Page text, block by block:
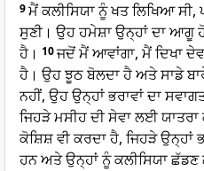
9ਮੈਂ ਕਲੀਸਿਯਾ ਨੂੰ ਖਤ ਲਿਖਿਆ ਸੀ,
ਸੁਣੀ। ਉਹ ਹਮੇਸ਼ਾ ਉਨ੍ਹਾਂ ਦਾ ਆਗੂ
ਹੈ। 10ਜਦੋਂ ਮੈਂ ਆਵਾਂਗਾ, ਮੈਂ ਦਿਖਾ
ਹੈ। ਉਹ ਝੂਠ ਬੋਲਦਾ ਹੈ ਅਤੇ ਸਾਡੇ
ਨਹੀਂ, ਉਹ ਉਨ੍ਹਾਂ ਭਰਾਵਾਂ ਦਾ
ਜਿਹੜੇ ਮਸੀਹ ਦੀ ਸੇਵਾ ਲਈ
ਕੋਸ਼ਿਸ਼ ਵੀ ਕਰਦਾ ਹੈ, ਜਿਹੜੇ ਉਨ੍ਹਾਂ
ਹਨ ਅਤੇ ਉਨ੍ਹਾਂ ਨੂੰ ਕਲੀਸਿਯਾ